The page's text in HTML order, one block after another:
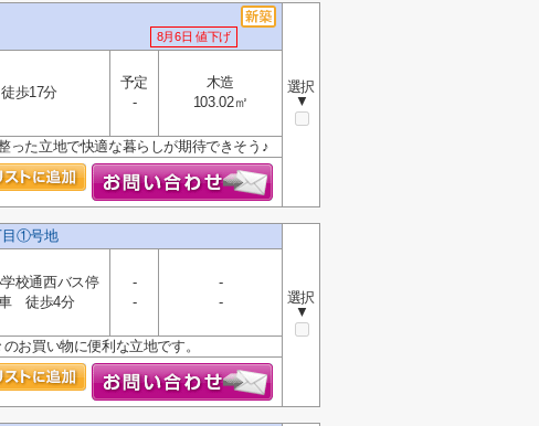
8月6日 値下げ
選択
▼
徒歩17分
予定
-
木造
103.02㎡
た立地で快適な暮らしが期待できそう♪
目①号地
選択
▼
校通西バス停
徒歩4分
-
-
-
-
お買い物に便利な立地です。